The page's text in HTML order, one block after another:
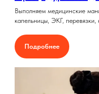
Выполняем медицинские
капельницы, ЭКГ,
Подробнее